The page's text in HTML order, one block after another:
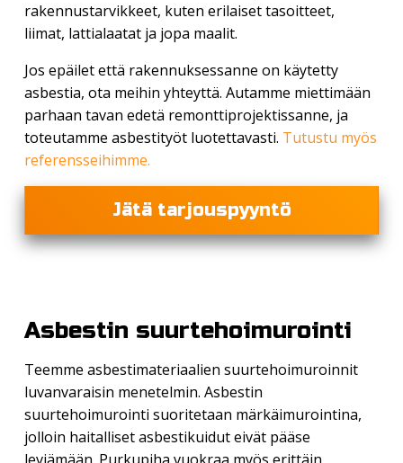
rakennustarvikkeet, kuten erilaiset tasoitteet,
liimat, lattialaatat ja jopa maalit.
Jos epäilet että rakennuksessanne on käytetty
asbestia, ota meihin yhteyttä. Autamme miettimään
parhaan tavan edetä remonttiprojektissanne, ja
toteutamme asbestityöt luotettavasti. Tutustu myös
referensseihimme.
Jätä tarjouspyyntö
Asbestin suurtehoimurointi
Teemme asbestimateriaalien suurtehoimuroinnit
luvanvaraisin menetelmin. Asbestin
suurtehoimurointi suoritetaan märkäimurointina,
jolloin haitalliset asbestikuidut eivät pääse